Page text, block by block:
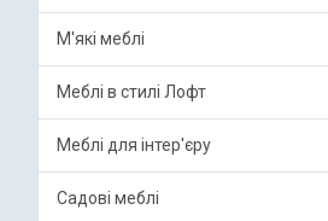
М'які меблі
Меблі в стилі Лофт
Меблі для інтер'єру
Садові меблі